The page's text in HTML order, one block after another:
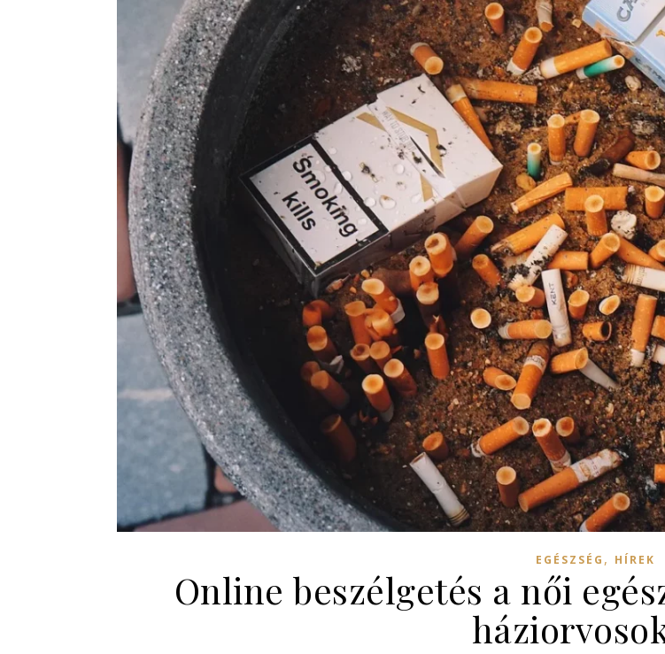
EGÉSZSÉG , HÍREK
Online beszélgetés a női